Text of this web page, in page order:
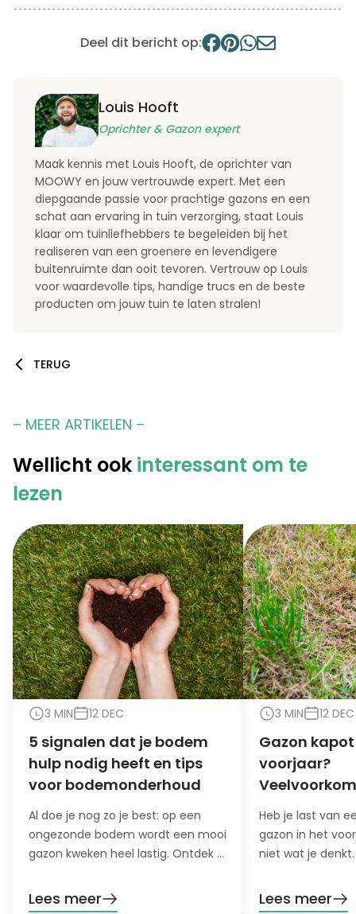
Deel dit bericht op:
Louis Hooft
Oprichter & Gazon expert
Maak kennis met Louis Hooft, de oprichter van
MOOWY en jouw vertrouwde expert. Met een
diepgaande passie voor prachtige gazons en een
schat aan ervaring in tuin verzorging, staat Louis
klaar om tuinliefhebbers te begeleiden bij het
realiseren van een groenere en levendigere
buitenruimte dan ooit tevoren. Vertrouw op Louis
voor waardevolle tips, handige trucs en de beste
producten om jouw tuin te laten stralen!
TERUG
– MEER ARTIKELEN –
Wellicht ook interessant om te
lezen
3 MIN 12 DEC
5 signalen dat je bodem
hulp nodig heeft en tips
voor bodemonderhoud
Al doe je nog zo je best: op een
ongezonde bodem wordt een mooi
gazon kweken heel lastig. Ontdek 5
heeft!
Lees meer
3 MIN 12 DEC
Gazon
voorjaar?
oorzaken en
Heb je last van
gazon in het
niet wat je
Lees meer